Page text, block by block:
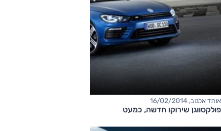
אוהד אלגוב, 16/02/2014
פולקסווגן שירוקו חדשה, כמעט